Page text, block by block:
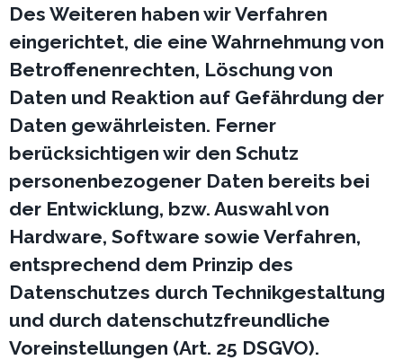
Des Weiteren haben wir Verfahren
eingerichtet, die eine Wahrnehmung von
Betroffenenrechten, Löschung von
Daten und Reaktion auf Gefährdung der
Daten gewährleisten. Ferner
berücksichtigen wir den Schutz
personenbezogener Daten bereits bei
der Entwicklung, bzw. Auswahl von
Hardware, Software sowie Verfahren,
entsprechend dem Prinzip des
Datenschutzes durch Technikgestaltung
und durch datenschutzfreundliche
Voreinstellungen (Art. 25 DSGVO).